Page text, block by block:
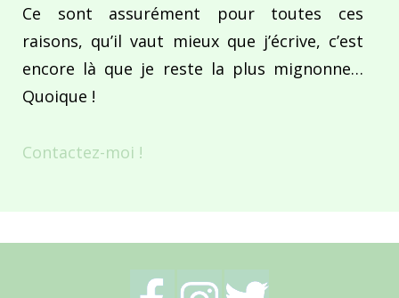
Ce sont assurément pour toutes ces
raisons, qu’il vaut mieux que j’écrive, c’est
encore là que je reste la plus mignonne…
Quoique !
Contactez-moi !